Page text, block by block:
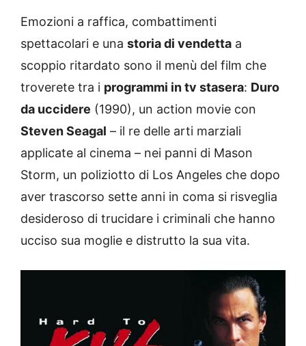
Emozioni a raffica, combattimenti
spettacolari e una storia di vendetta a
scoppio ritardato sono il menù del film che
troverete tra i programmi in tv stasera: Duro
da uccidere (1990), un action movie con
Steven Seagal – il re delle arti marziali
applicate al cinema – nei panni di Mason
Storm, un poliziotto di Los Angeles che dopo
aver trascorso sette anni in coma si risveglia
desideroso di trucidare i criminali che hanno
ucciso sua moglie e distrutto la sua vita.